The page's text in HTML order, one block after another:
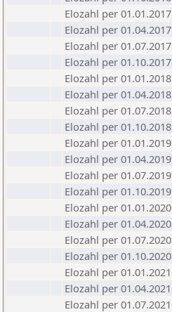
Elozahl per 01.01.2017
Elozahl per 01.04.2017
Elozahl per 01.07.2017
Elozahl per 01.10.2017
Elozahl per 01.01.2018
Elozahl per 01.04.2018
Elozahl per 01.07.2018
Elozahl per 01.10.2018
Elozahl per 01.01.2019
Elozahl per 01.04.2019
Elozahl per 01.07.2019
Elozahl per 01.10.2019
Elozahl per 01.01.2020
Elozahl per 01.04.2020
Elozahl per 01.07.2020
Elozahl per 01.10.2020
Elozahl per 01.01.2021
Elozahl per 01.04.2021
Elozahl per 01.07.2021